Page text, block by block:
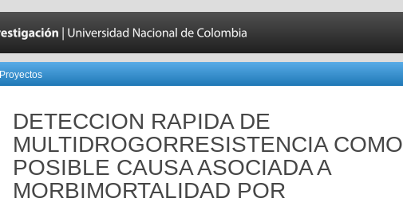
Proyectos
DETECCION RAPIDA DE
MULTIDROGORRESISTENCIA COMO
POSIBLE CAUSA ASOCIADA A
MORBIMORTALIDAD POR